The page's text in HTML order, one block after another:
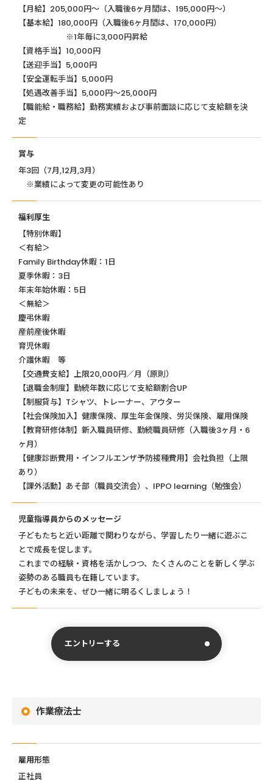
【月給】205,000円～（入職後6ヶ月間は、195,000円～）
【基本給】180,000円（入職後6ヶ月間は、170,000円）
※1年毎に3,000円昇給
【資格手当】10,000円
【送迎手当】5,000円
【安全運転手当】5,000円
【処遇改善手当】5,000円～25,000円
【職能給・職務給】勤務実績および事前面談に応じて支給額を決
定
賞与
年3回（7月,12月,3月）
※業績によって変更の可能性あり
福利厚生
【特別休暇】
＜有給＞
Family Birthday休暇：1日
夏季休暇：3日
年末年始休暇：5日
＜無給＞
慶弔休暇
産前産後休暇
育児休暇
介護休暇 等
【交通費支給】上限20,000円／月（原則）
【退職金制度】勤続年数に応じて支給額割合UP
【制服貸与】Tシャツ、トレーナー、アウター
【社会保険加入】健康保険、厚生年金保険、労災保険、雇用保険
【教育研修体制】新入職員研修、勤続職員研修（入職後3ヶ月・6
ヶ月）
【健康診断費用・インフルエンザ予防接種費用】会社負担（上限
あり）
【課外活動】あそ部（職員交流会）、IPPO learning（勉強会）
児童指導員からのメッセージ
子どもたちと近い距離で関わりながら、学習したり一緒に遊ぶこ
とで成長を促します。
これまでの経験・資格を活かしつつ、たくさんのことを新しく学ぶ
姿勢のある職員も在籍しています。
子どもの未来を、ぜひ一緒に明るくしましょう！
エントリーする
作業療法士
雇用形態
正社員